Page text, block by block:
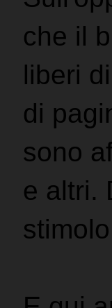
che il
liberi
di
sono
e altri.